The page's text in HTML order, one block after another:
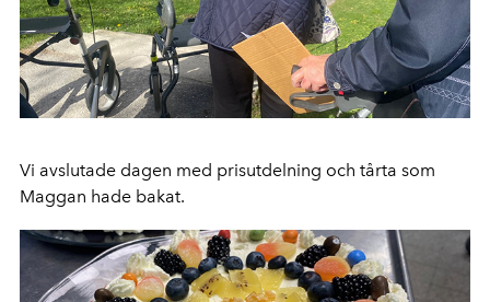
Vi avslutade dagen med prisutdelning och tårta som
Maggan hade bakat.